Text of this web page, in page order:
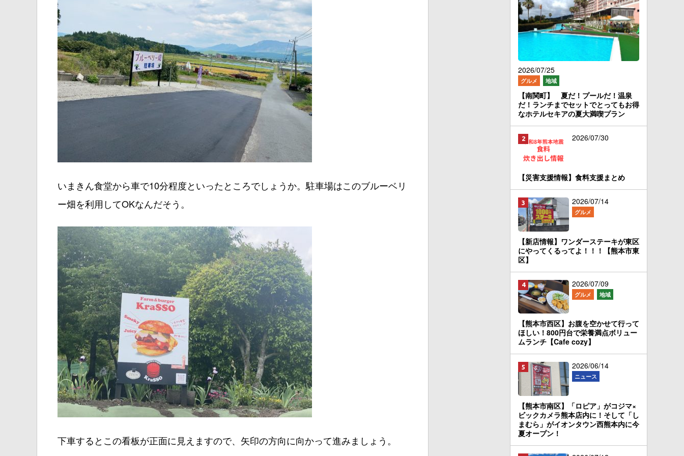
いまきん食堂から車で10分程度といったところでしょうか。駐車場はこのブルーベリ
ー畑を利用してOKなんだそう。
下車するとこの看板が正面に見えますので、矢印の方向に向かって進みましょう。
2026/07/25
グルメ 地域
【南関町】 夏だ！プールだ！温泉
だ！ランチまでセットでとってもお得
なホテルセキアの夏大満喫プラン
2026/07/30
【災害支援情報】食料支援まとめ
2026/07/14
グルメ
【新店情報】ワンダーステーキが東区
にやってくるってよ！！！【熊本市東
区】
2026/07/09
グルメ 地域
【熊本市西区】お腹を空かせて行って
ほしい！800円台で栄養満点ボリュー
ムランチ【Cafe cozy】
2026/06/14
ニュース
【熊本市南区】「ロピア」がコジマ×
ビックカメラ熊本店内に！そして「し
まむら」がイオンタウン西熊本内に今
夏オープン！